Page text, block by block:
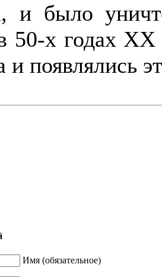
и было
50-х годах XX
и появлялись
Имя (обязательное)